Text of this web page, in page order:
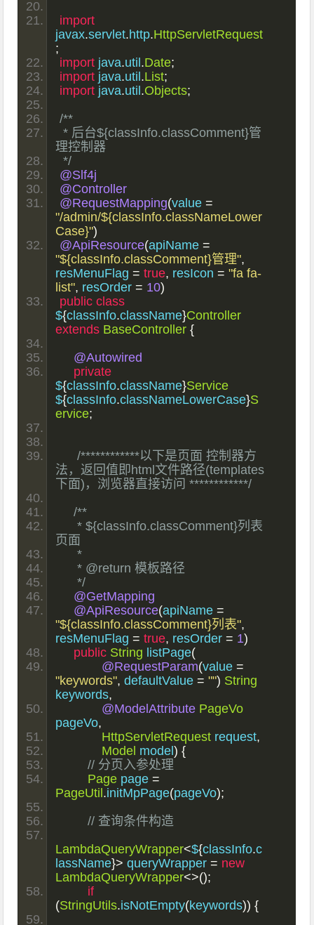
import
javax.servlet.http.HttpServletRequest
;
import java.util.Date;
import java.util.List;
import java.util.Objects;
/**
* 后台${classInfo.classComment}管
理控制器
*/
@Slf4j
@Controller
@RequestMapping(value =
"/admin/${classInfo.classNameLower
Case}")
@ApiResource(apiName =
"${classInfo.classComment}管理",
resMenuFlag = true, resIcon = "fa fa-
list", resOrder = 10)
public class
${classInfo.className}Controller
extends BaseController {
@Autowired
private
${classInfo.className}Service
${classInfo.classNameLowerCase}S
ervice;
/************以下是页面 控制器方
法，返回值即html文件路径(templates
下面)，浏览器直接访问 ************/
/**
     * ${classInfo.classComment}列表
页面
     *
     * @return 模板路径
     */
@GetMapping
@ApiResource(apiName =
"${classInfo.classComment}列表",
resMenuFlag = true, resOrder = 1)
public String listPage(
@RequestParam(value =
"keywords", defaultValue = "") String
keywords,
@ModelAttribute PageVo
pageVo,
HttpServletRequest request,
Model model) {
// 分页入参处理
Page page =
PageUtil.initMpPage(pageVo);
// 查询条件构造
LambdaQueryWrapper<${classInfo.c
lassName}> queryWrapper = new
LambdaQueryWrapper<>();
if
(StringUtils.isNotEmpty(keywords)) {